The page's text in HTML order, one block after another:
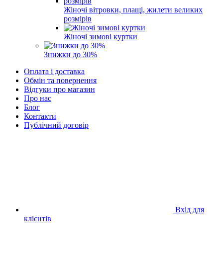
Жіночі вітровки, плащі, жилети великих
розмірів
Жіночі зимові куртки
Знижки до 30%
Оплата і доставка
Обмін та повернення
Відгуки про магазин
Про нас
Блог
Контакти
Публічний договір
Вхід для
клієнтів